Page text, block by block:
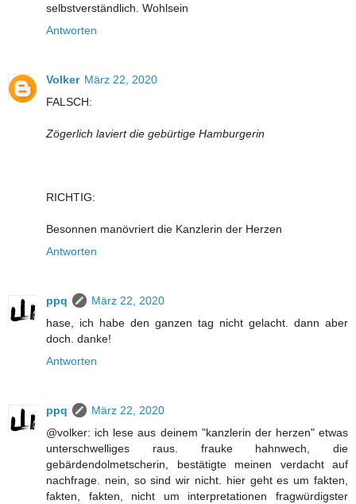
selbstverständlich. Wohlsein
Antworten
Volker März 22, 2020
FALSCH:
Zögerlich laviert die gebürtige Hamburgerin
RICHTIG:
Besonnen manövriert die Kanzlerin der Herzen
Antworten
ppq
März 22, 2020
hase, ich habe den ganzen tag nicht gelacht. dann aber
doch. danke!
Antworten
ppq
März 22, 2020
@volker: ich lese aus deinem "kanzlerin der herzen" etwas
unterschwelliges raus. frauke hahnwech, die
gebärdendolmetscherin, bestätigte meinen verdacht auf
nachfrage. nein, so sind wir nicht. hier geht es um fakten,
fakten, fakten, nicht um interpretationen fragwürdigster